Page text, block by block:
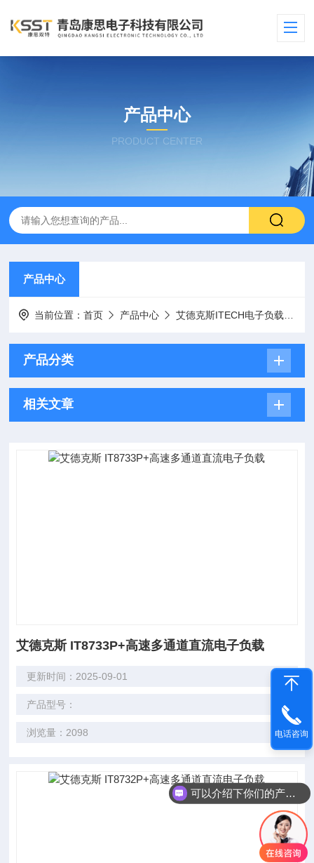
产品中心
PRODUCT CENTER
产品中心
当前位置：首页 产品中心 艾德克斯ITECH电子负载
产品分类
相关文章
艾德克斯 IT8733P+高速多通道直流电子负载
更新时间：2025-09-01
产品型号：
浏览量：2098 电话咨询
可以介绍下你们的产品么